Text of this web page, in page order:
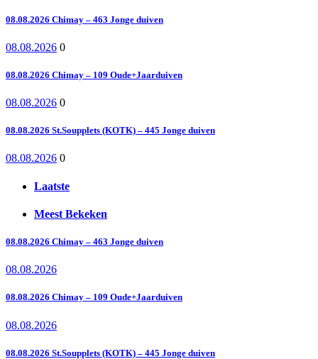
08.08.2026 Chimay – 463 Jonge duiven
08.08.2026 0
08.08.2026 Chimay – 109 Oude+Jaarduiven
08.08.2026 0
08.08.2026 St.Soupplets (KOTK) – 445 Jonge duiven
08.08.2026 0
Laatste
Meest Bekeken
08.08.2026 Chimay – 463 Jonge duiven
08.08.2026
08.08.2026 Chimay – 109 Oude+Jaarduiven
08.08.2026
08.08.2026 St.Soupplets (KOTK) – 445 Jonge duiven